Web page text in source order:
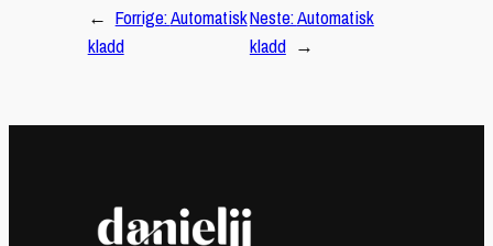
← Forrige:Automatisk
kladd
Neste:Automatisk
kladd →